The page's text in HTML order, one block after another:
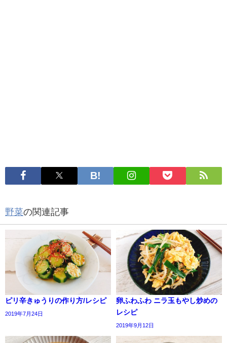
野菜の関連記事
ピリ辛きゅうりの作り方/レシピ
2019年7月24日
卵ふわふわ ニラ玉もやし炒めの
レシピ
2019年9月12日